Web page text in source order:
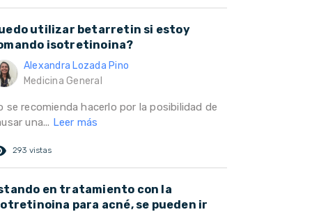
utilizar betarretin si estoy
isotretinoina?
Alexandra Lozada Pino
Medicina General
se recomienda hacerlo por la posibilidad de
una... Leer más
293 vistas
en tratamiento con la
para acné, se pueden ir